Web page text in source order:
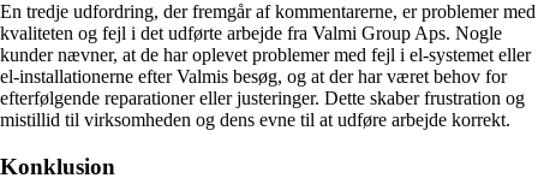
En tredje udfordring, der fremgår af kommentarerne, er problemer med
kvaliteten og fejl i det udførte arbejde fra Valmi Group Aps. Nogle
kunder nævner, at de har oplevet problemer med fejl i el-systemet eller
el-installationerne efter Valmis besøg, og at der har været behov for
efterfølgende reparationer eller justeringer. Dette skaber frustration og
mistillid til virksomheden og dens evne til at udføre arbejde korrekt.
Konklusion